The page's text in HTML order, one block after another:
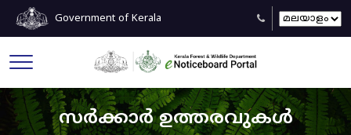
Government of Kerala
സർക്കാർ ഉത്തരവുകൾ